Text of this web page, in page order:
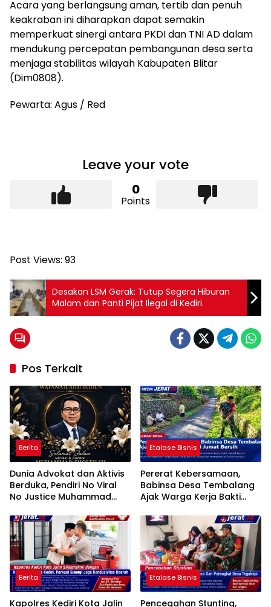
Acara yang berlangsung aman, tertib dan penuh
keakraban ini diharapkan dapat semakin
memperkuat sinergi antara PKDI dan TNI AD dalam
mendukung percepatan pembangunan desa serta
menjaga stabilitas wilayah Kabupaten Blitar
(Dim0808).
Pewarta: Agus / Red
Leave your vote
0
Points
Post Views: 93
Desakan LSM Gerak: Tutup Segera Hiburan
Malam dan Panti Pijat Ilegal di Kediri.
Pos Terkait
Berita
Dunia Advokat dan Aktivis
Berduka, Pendiri No Viral
No Justice Muhammad
Etalase Bisnis
Pererat Kebersamaan,
Babinsa Desa Tembalang
Ajak Warga Kerja Bakti
Berita
Kapolres Kediri Kota Jalin
Etalase Bisnis
Pencegahan Stunting,